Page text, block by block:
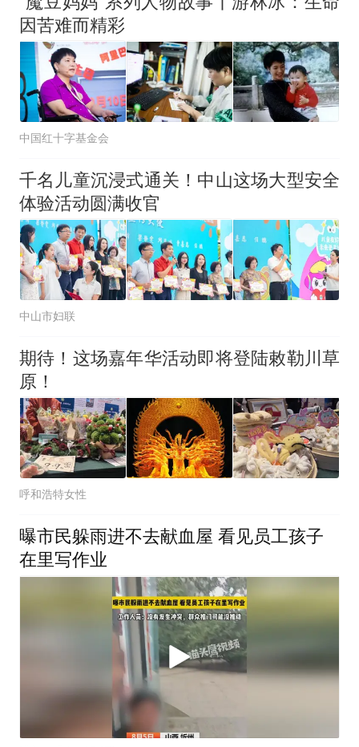
因苦难而精彩
中国红十字基金会
千名儿童沉浸式通关！中山这场大型安全
体验活动圆满收官
中山市妇联
期待！这场嘉年华活动即将登陆敕勒川草
原！
呼和浩特女性
曝市民躲雨进不去献血屋 看见员工孩子
在里写作业